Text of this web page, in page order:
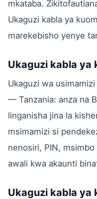
mkataba.
Ukaguzi kabla ya
marekebisho yenye
Ukaguzi kabla ya
Ukaguzi wa
— Tanzania: anza na
linganisha jina la
msimamizi si
nenosiri, PIN,
awali kwa akaunti
Ukaguzi kabla ya